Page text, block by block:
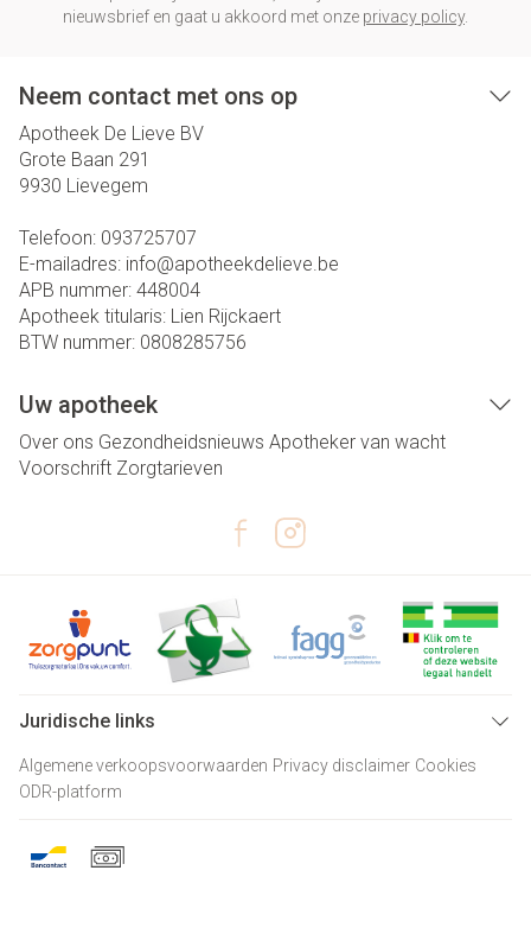
nieuwsbrief en gaat u akkoord met onze privacy policy.
Neem contact met ons op
Apotheek De Lieve BV
Grote Baan 291
9930 Lievegem
Telefoon: 093725707
E-mailadres: info@apotheekdelieve.be
APB nummer: 448004
Apotheek titularis: Lien Rijckaert
BTW nummer: 0808285756
Uw apotheek
Over ons Gezondheidsnieuws Apotheker van wacht
Voorschrift Zorgtarieven
Juridische links
Algemene verkoopsvoorwaarden Privacy disclaimer Cookies
ODR-platform